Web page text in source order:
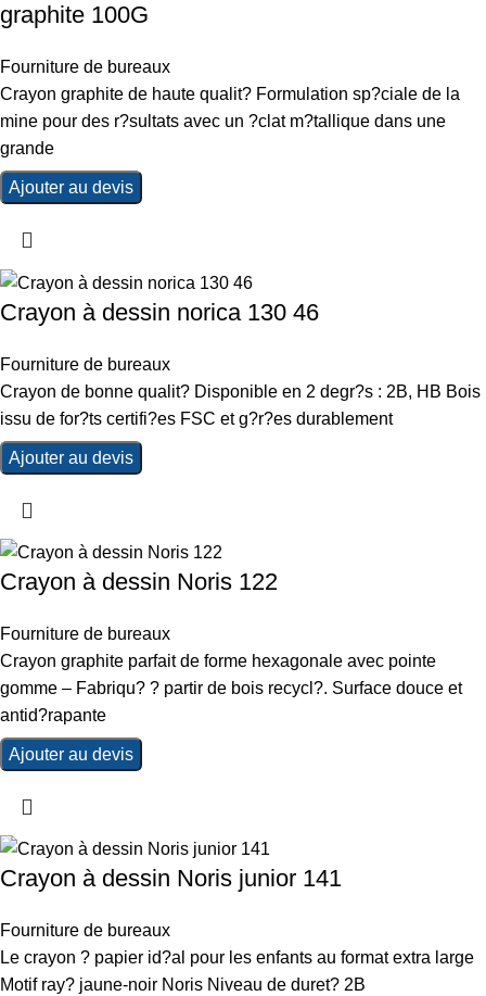
graphite 100G
Fourniture de bureaux
Crayon graphite de haute qualit? Formulation sp?ciale de la
mine pour des r?sultats avec un ?clat m?tallique dans une
grande
Ajouter au devis
Crayon à dessin norica 130 46
Fourniture de bureaux
Crayon de bonne qualit? Disponible en 2 degr?s : 2B, HB Bois
issu de for?ts certifi?es FSC et g?r?es durablement
Ajouter au devis
Crayon à dessin Noris 122
Fourniture de bureaux
Crayon graphite parfait de forme hexagonale avec pointe
gomme – Fabriqu? ? partir de bois recycl?. Surface douce et
antid?rapante
Ajouter au devis
Crayon à dessin Noris junior 141
Fourniture de bureaux
Le crayon ? papier id?al pour les enfants au format extra large
Motif ray? jaune-noir Noris Niveau de duret? 2B